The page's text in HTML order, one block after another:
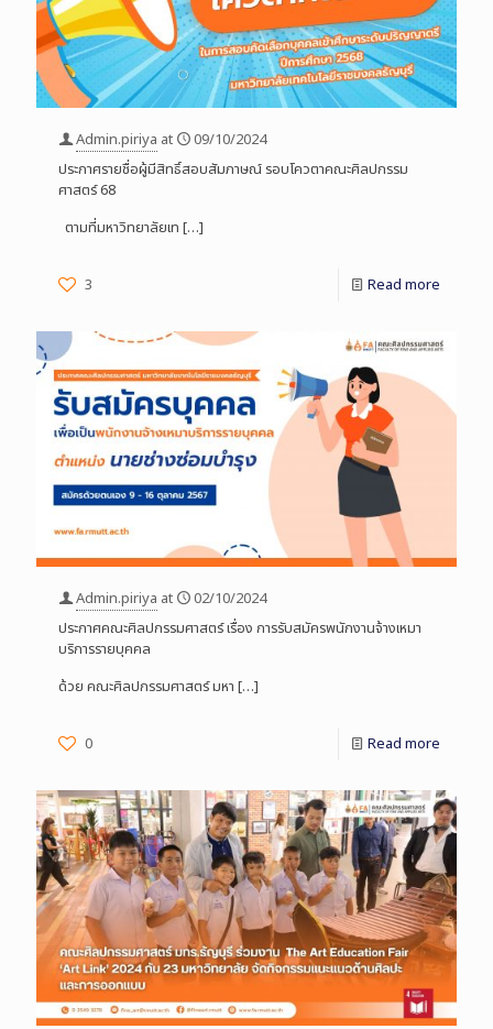
Admin.piriya at
09/10/2024
ประกาศรายชื่อผู้มีสิทธิ์สอบสัมภาษณ์ รอบโควตาคณะศิลปกรรม
ศาสตร์ 68
ตามที่มหาวิทยาลัยเท […]
3 Read more
Admin.piriya at
02/10/2024
ประกาศคณะศิลปกรรมศาสตร์ เรื่อง การรับสมัครพนักงานจ้างเหมา
บริการรายบุคคล
ด้วย คณะศิลปกรรมศาสตร์ มหา […]
0 Read more